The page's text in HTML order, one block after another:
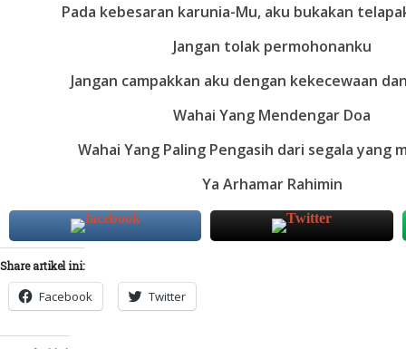
Pada kebesaran karunia-Mu, aku bukakan
Jangan tolak permohonanku
Jangan campakkan aku dengan kekecewaan
Wahai Yang Mendengar Doa
Wahai Yang Paling Pengasih dari segala yang
Ya Arhamar Rahimin
Share artikel ini:
Facebook Twitter